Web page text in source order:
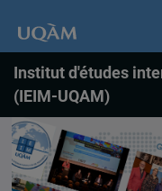
Institut d'études
(IEIM-UQAM)